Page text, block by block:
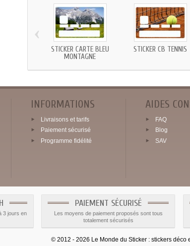
STICKER CARTE BLEU
MONTAGNE
STICKER CB TENNIS
‹
INFORMATIONS
Livraisons et tarifs
Paiement sécurisé
Programme fidélité
AIDES
FAQ
Blog
SAV
3 jours en
PAIEMENT SÉCURISÉ
Les moyens de paiement proposés sont tous
totalement sécurisés
© 2012 - 2026 Le Monde du Sticker : stickers déco